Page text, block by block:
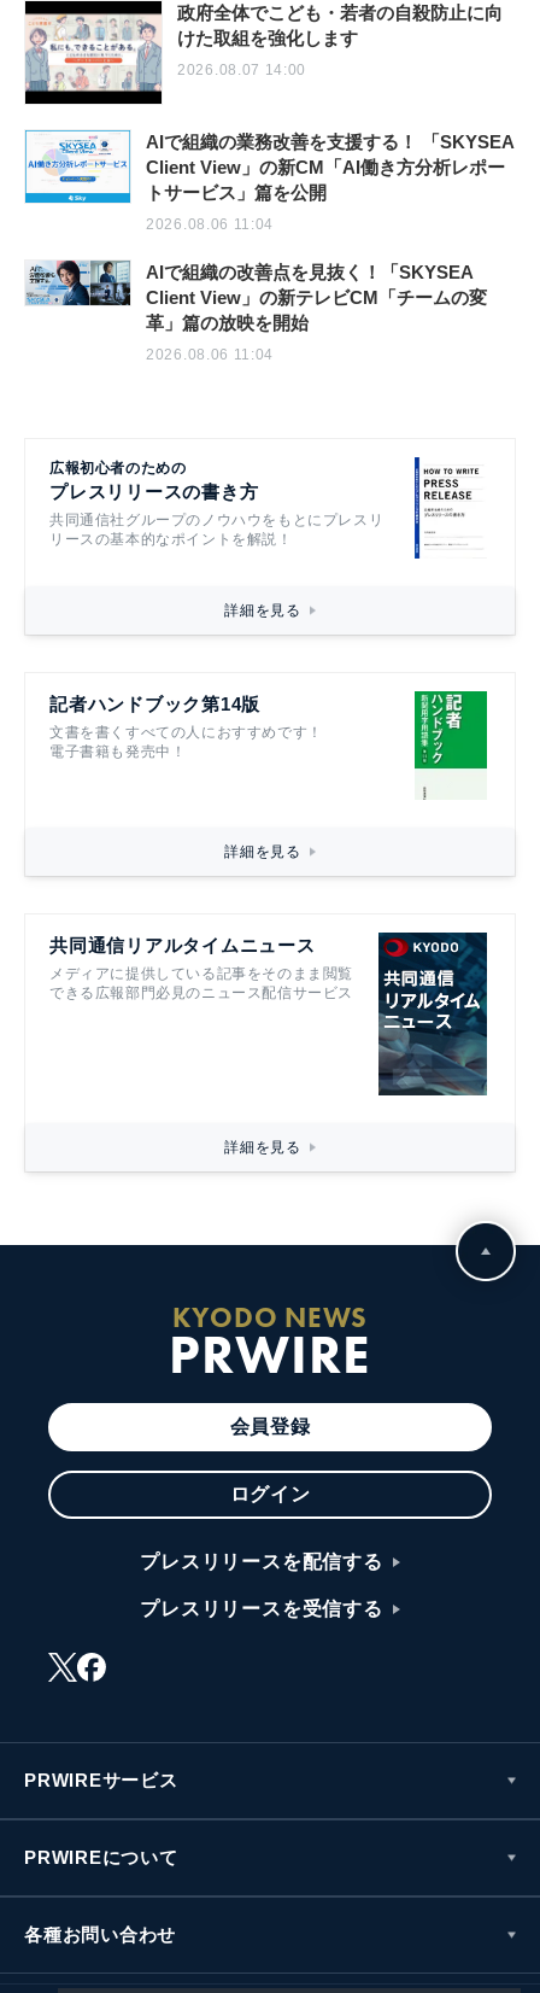
政府全体でこども・若者の自殺防止に向
けた取組を強化します
2026.08.07 14:00
AIで組織の業務改善を支援する！ 「SKYSEA
Client View」の新CM「AI働き方分析レポー
トサービス」篇を公開
2026.08.06 11:04
AIで組織の改善点を見抜く！「SKYSEA
Client View」の新テレビCM「チームの変
革」篇の放映を開始
2026.08.06 11:04
広報初心者のための
プレスリリースの書き方
共同通信社グループのノウハウをもとにプレスリ
リースの基本的なポイントを解説！
詳細を見る
記者ハンドブック第14版
文書を書くすべての人におすすめです！
電子書籍も発売中！
詳細を見る
共同通信リアルタイムニュース
メディアに提供している記事をそのまま閲覧
できる広報部門必見のニュース配信サービス
詳細を見る
KYODO NEWS
PRWIRE
会員登録
ログイン
プレスリリースを配信する
プレスリリースを受信する
PRWIREサービス
PRWIREについて
各種お問い合わせ